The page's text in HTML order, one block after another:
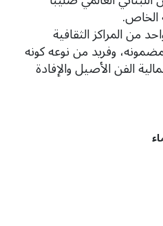
الخاص.
من المراكز الثقافية
وفريد من نوعه كونه
الفن الأصيل والإفادة